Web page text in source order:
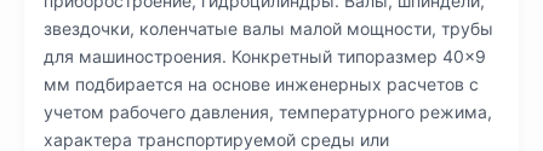
звездочки, коленчатые валы малой мощности, трубы
для машиностроения. Конкретный типоразмер 40×9
мм подбирается на основе инженерных расчетов с
учетом рабочего давления, температурного режима,
характера транспортируемой среды или